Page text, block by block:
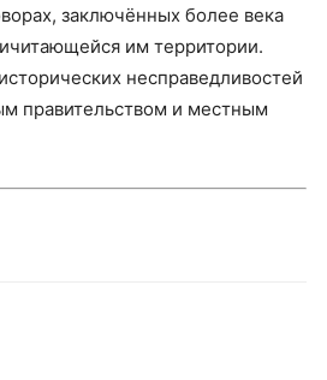
заключённых более века
им территории.
несправедливостей
правительством и местным